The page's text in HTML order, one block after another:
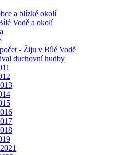
a blízké okolí
Vodě a okolí
- Žiju v Bílé Vodě
duchovní hudby